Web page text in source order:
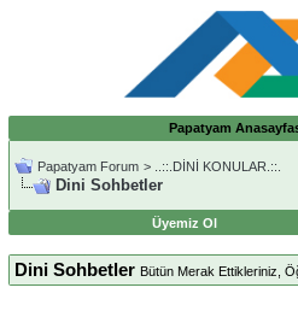
Papatyam
Papatyam Forum > ..::.DİNİ KONULAR.::.
Dini Sohbetler
Üyemiz Ol
Dini Sohbetler Bütün Merak Ettikleriniz,